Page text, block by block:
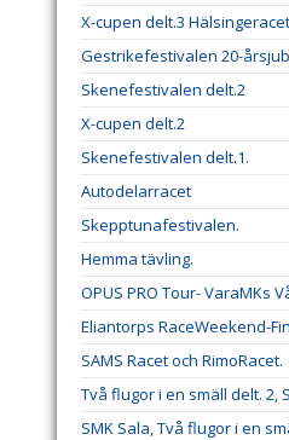
X-cupen delt.3
Gestrikefestivalen 20-
Skenefestivalen delt.2
X-cupen delt.2
Skenefestivalen delt.1.
Autodelarracet
Skepptunafestivalen.
Hemma tävling.
OPUS PRO Tour- VaraMKs
Eliantorps RaceWeekend-
SAMS Racet och RimoRacet.
Två flugor i en smäll delt. 2,
SMK Sala, Två flugor i en